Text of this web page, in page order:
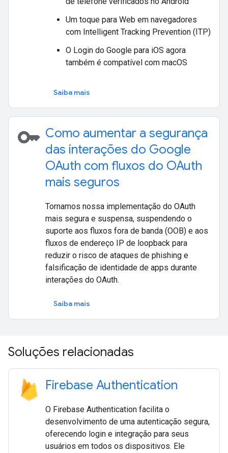
Um toque para Web em navegadores
com Intelligent Tracking Prevention (ITP)
O Login do Google para iOS agora
também é compatível com macOS
Saiba mais
key Como aumentar a segurança
das interações do Google
OAuth com fluxos do OAuth
mais seguros
Tornamos nossa implementação do OAuth
mais segura e suspensa, suspendendo o
suporte aos fluxos fora de banda (OOB) e aos
fluxos de endereço IP de loopback para
reduzir o risco de ataques de phishing e
falsificação de identidade de apps durante
interações do OAuth.
Saiba mais
Soluções relacionadas
Firebase Authentication
O Firebase Authentication facilita o
desenvolvimento de uma autenticação segura,
oferecendo login e integração para seus
usuários em todos os dispositivos. Ele